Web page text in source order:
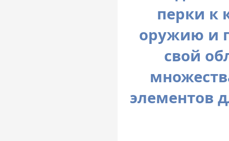
перки к
оружию и
свой
элементов